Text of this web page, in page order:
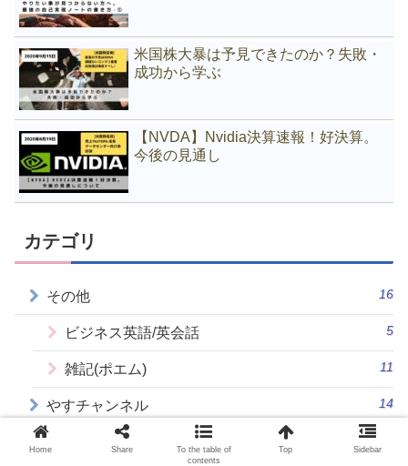
米国株大暴は予見できたのか？失敗・
成功から学ぶ
【NVDA】Nvidia決算速報！好決算。
今後の見通し
カテゴリ
その他 16
ビジネス英語/英会話 5
雑記(ポエム) 11
やすチャンネル 14
シリコンバレー
Home Share
To the table of
contents
Top Sidebar